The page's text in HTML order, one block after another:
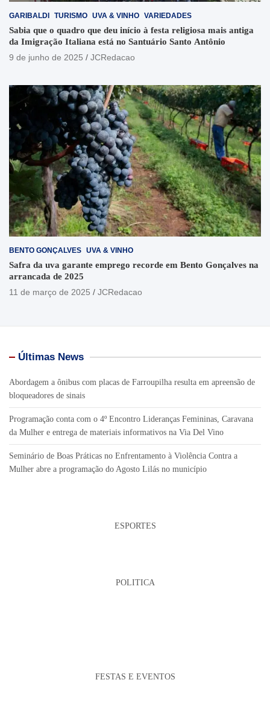
GARIBALDI TURISMO UVA & VINHO VARIEDADES
Sabia que o quadro que deu início à festa religiosa mais antiga
da Imigração Italiana está no Santuário Santo Antônio
9 de junho de 2025
JCRedacao
BENTO GONÇALVES UVA & VINHO
Safra da uva garante emprego recorde em Bento Gonçalves na
arrancada de 2025
11 de março de 2025
JCRedacao
Últimas News
Abordagem a ônibus com placas de Farroupilha resulta em apreensão de
bloqueadores de sinais
Programação conta com o 4º Encontro Lideranças Femininas, Caravana
da Mulher e entrega de materiais informativos na Via Del Vino
Seminário de Boas Práticas no Enfrentamento à Violência Contra a
Mulher abre a programação do Agosto Lilás no município
ESPORTES
POLITICA
FESTAS E EVENTOS